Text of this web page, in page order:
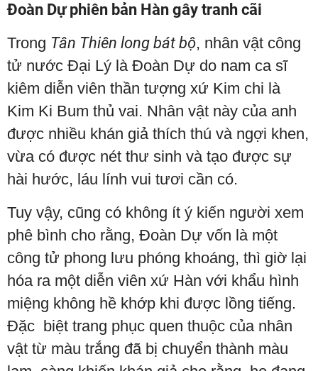
Đoàn Dự phiên bản Hàn gây tranh cãi
Trong Tân Thiên long bát bộ, nhân vật công
tử nước Đại Lý là Đoàn Dự do nam ca sĩ
kiêm diễn viên thần tượng xứ Kim chi là
Kim Ki Bum thủ vai. Nhân vật này của anh
được nhiều khán giả thích thú và ngợi khen,
vừa có được nét thư sinh và tạo được sự
hài hước, láu lính vui tươi cần có.
Tuy vậy, cũng có không ít ý kiến người xem
phê bình cho rằng, Đoàn Dự vốn là một
công tử phong lưu phóng khoáng, thì giờ lại
hóa ra một diễn viên xứ Hàn với khẩu hình
miệng không hề khớp khi được lồng tiếng.
Đặc biệt trang phục quen thuộc của nhân
vật từ màu trắng đã bị chuyển thành màu